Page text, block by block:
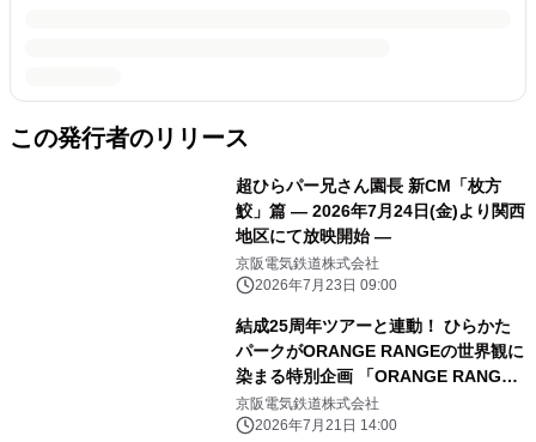
この発行者のリリース
超ひらパー兄さん園長 新CM「枚方
鮫」篇 ― 2026年7月24日(金)より関西
地区にて放映開始 ―
京阪電気鉄道株式会社
2026年7月23日 09:00
結成25周年ツアーと連動！ ひらかた
パークがORANGE RANGEの世界観に
染まる特別企画 「ORANGE RANGE
25th Anniversary！ めんそーれ、ひ
らパー！」
京阪電気鉄道株式会社
2026年7月21日 14:00